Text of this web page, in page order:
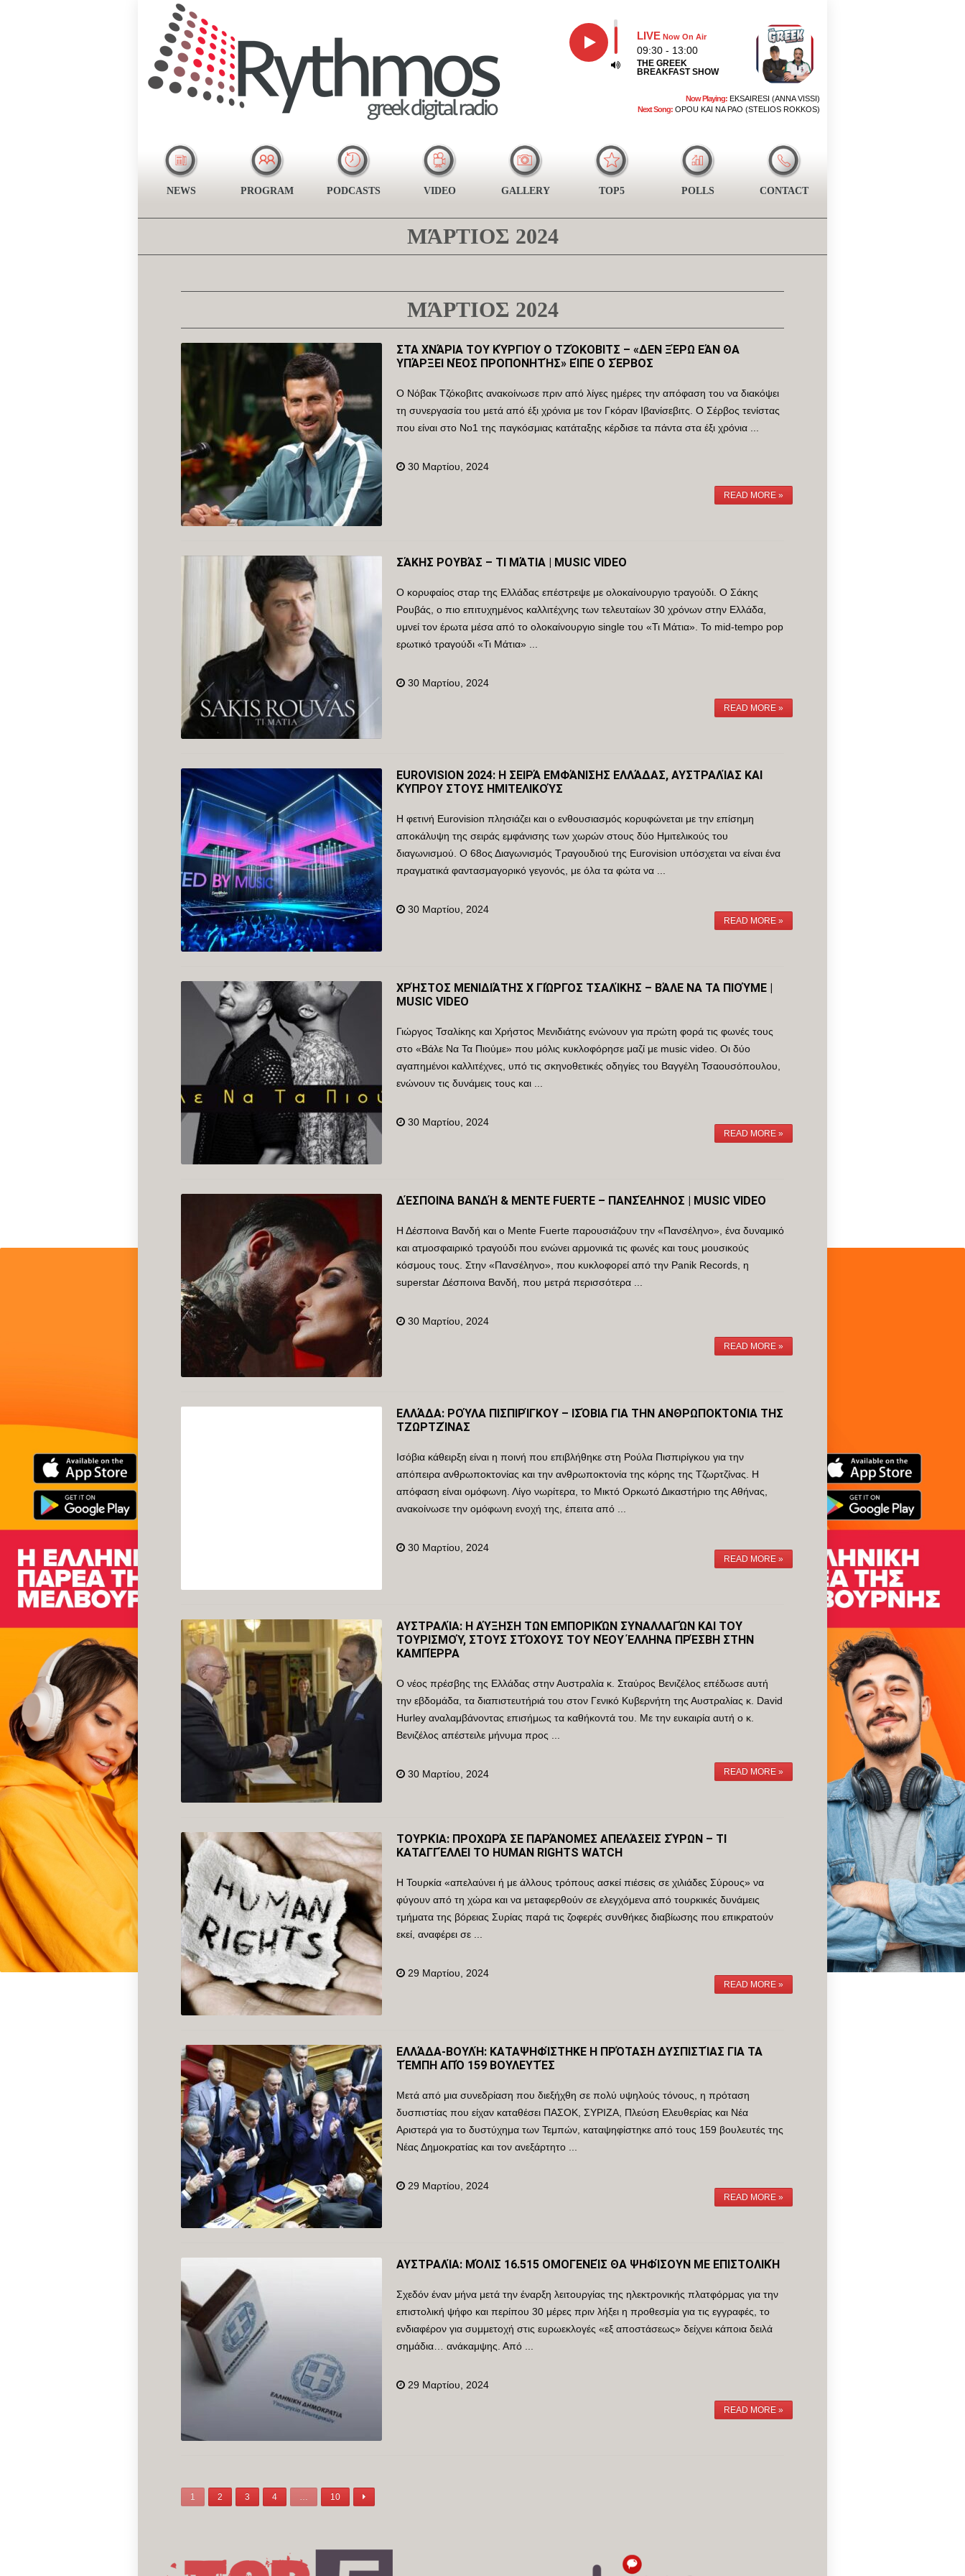
LIVE Now On Air
09:30 - 13:00
THE GREEK
BREAKFAST SHOW
Now Playing: EKSAIRESI (ANNA VISSI)
Next Song: OPOU KAI NA PAO (STELIOS ROKKOS)
NEWS PROGRAM PODCASTS VIDEO GALLERY TOP5 POLLS CONTACT
ΜΆΡΤΙΟΣ 2024
ΜΆΡΤΙΟΣ 2024
ΣΤΑ ΧΝΆΡΙΑ ΤΟΥ ΚΎΡΓΙΟΥ Ο ΤΖΌΚΟΒΙΤΣ – «ΔΕΝ ΞΈΡΩ ΕΆΝ ΘΑ
ΥΠΆΡΞΕΙ ΝΈΟΣ ΠΡΟΠΟΝΗΤΉΣ» ΕΊΠΕ Ο ΣΈΡΒΟΣ
Ο Νόβακ Τζόκοβιτς ανακοίνωσε πριν από λίγες ημέρες την απόφαση του να διακόψει
τη συνεργασία του μετά από έξι χρόνια με τον Γκόραν Ιβανίσεβιτς. Ο Σέρβος τενίστας
που είναι στο Νο1 της παγκόσμιας κατάταξης κέρδισε τα πάντα στα έξι χρόνια ...
READ MORE »
30 Μαρτίου, 2024
ΣΆΚΗΣ ΡΟΥΒΆΣ – ΤΙ ΜΆΤΙΑ | MUSIC VIDEO
Ο κορυφαίος σταρ της Ελλάδας επέστρεψε με ολοκαίνουργιο τραγούδι. Ο Σάκης
Ρουβάς, ο πιο επιτυχημένος καλλιτέχνης των τελευταίων 30 χρόνων στην Ελλάδα,
υμνεί τον έρωτα μέσα από το ολοκαίνουργιο single του «Τι Μάτια». Το mid-tempo pop
ερωτικό τραγούδι «Τι Μάτια» ...
READ MORE »
30 Μαρτίου, 2024
EUROVISION 2024: Η ΣΕΙΡΆ ΕΜΦΆΝΙΣΗΣ ΕΛΛΆΔΑΣ, ΑΥΣΤΡΑΛΊΑΣ ΚΑΙ
ΚΎΠΡΟΥ ΣΤΟΥΣ ΗΜΙΤΕΛΙΚΟΎΣ
Η φετινή Eurovision πλησιάζει και ο ενθουσιασμός κορυφώνεται με την επίσημη
αποκάλυψη της σειράς εμφάνισης των χωρών στους δύο Ημιτελικούς του
διαγωνισμού. Ο 68ος Διαγωνισμός Τραγουδιού της Eurovision υπόσχεται να είναι ένα
πραγματικά φαντασμαγορικό γεγονός, με όλα τα φώτα να ...
READ MORE »
30 Μαρτίου, 2024
ΧΡΉΣΤΟΣ ΜΕΝΙΔΙΆΤΗΣ X ΓΙΏΡΓΟΣ ΤΣΑΛΊΚΗΣ – ΒΆΛΕ ΝΑ ΤΑ ΠΙΟΎΜΕ |
MUSIC VIDEO
Γιώργος Τσαλίκης και Χρήστος Μενιδιάτης ενώνουν για πρώτη φορά τις φωνές τους
στο «Βάλε Να Τα Πιούμε» που μόλις κυκλοφόρησε μαζί με music video. Οι δύο
αγαπημένοι καλλιτέχνες, υπό τις σκηνοθετικές οδηγίες του Βαγγέλη Τσαουσόπουλου,
ενώνουν τις δυνάμεις τους και ...
READ MORE »
30 Μαρτίου, 2024
ΔΈΣΠΟΙΝΑ ΒΑΝΔΉ & MENTE FUERTE – ΠΑΝΣΈΛΗΝΟΣ | MUSIC VIDEO
Η Δέσποινα Βανδή και ο Mente Fuerte παρουσιάζουν την «Πανσέληνο», ένα δυναμικό
και ατμοσφαιρικό τραγούδι που ενώνει αρμονικά τις φωνές και τους μουσικούς
κόσμους τους. Στην «Πανσέληνο», που κυκλοφορεί από την Panik Records, η
superstar Δέσποινα Βανδή, που μετρά περισσότερα ...
READ MORE »
30 Μαρτίου, 2024
ΕΛΛΆΔΑ: ΡΟΎΛΑ ΠΙΣΠΙΡΊΓΚΟΥ – ΙΣΌΒΙΑ ΓΙΑ ΤΗΝ ΑΝΘΡΩΠΟΚΤΟΝΊΑ ΤΗΣ
ΤΖΩΡΤΖΊΝΑΣ
Ισόβια κάθειρξη είναι η ποινή που επιβλήθηκε στη Ρούλα Πισπιρίγκου για την
απόπειρα ανθρωποκτονίας και την ανθρωποκτονία της κόρης της Τζωρτζίνας. Η
απόφαση είναι ομόφωνη. Λίγο νωρίτερα, το Μικτό Ορκωτό Δικαστήριο της Αθήνας,
ανακοίνωσε την ομόφωνη ενοχή της, έπειτα από ...
READ MORE »
30 Μαρτίου, 2024
ΑΥΣΤΡΑΛΊΑ: Η ΑΎΞΗΣΗ ΤΩΝ ΕΜΠΟΡΙΚΏΝ ΣΥΝΑΛΛΑΓΏΝ ΚΑΙ ΤΟΥ
ΤΟΥΡΙΣΜΟΎ, ΣΤΟΥΣ ΣΤΌΧΟΥΣ ΤΟΥ ΝΈΟΥ ΈΛΛΗΝΑ ΠΡΈΣΒΗ ΣΤΗΝ
ΚΑΜΠΈΡΡΑ
Ο νέος πρέσβης της Ελλάδας στην Αυστραλία κ. Σταύρος Βενιζέλος επέδωσε αυτή
την εβδομάδα, τα διαπιστευτήριά του στον Γενικό Κυβερνήτη της Αυστραλίας κ. David
Hurley αναλαμβάνοντας επισήμως τα καθήκοντά του. Με την ευκαιρία αυτή ο κ.
Βενιζέλος απέστειλε μήνυμα προς ...
READ MORE »
30 Μαρτίου, 2024
ΤΟΥΡΚΊΑ: ΠΡΟΧΩΡΆ ΣΕ ΠΑΡΆΝΟΜΕΣ ΑΠΕΛΆΣΕΙΣ ΣΎΡΩΝ – ΤΙ
ΚΑΤΑΓΓΈΛΛΕΙ ΤΟ HUMAN RIGHTS WATCH
Η Τουρκία «απελαύνει ή με άλλους τρόπους ασκεί πιέσεις σε χιλιάδες Σύρους» να
φύγουν από τη χώρα και να μεταφερθούν σε ελεγχόμενα από τουρκικές δυνάμεις
τμήματα της βόρειας Συρίας παρά τις ζοφερές συνθήκες διαβίωσης που επικρατούν
εκεί, αναφέρει σε ...
READ MORE »
29 Μαρτίου, 2024
ΕΛΛΆΔΑ-ΒΟΥΛΉ: ΚΑΤΑΨΗΦΊΣΤΗΚΕ Η ΠΡΌΤΑΣΗ ΔΥΣΠΙΣΤΊΑΣ ΓΙΑ ΤΑ
ΤΈΜΠΗ ΑΠΌ 159 ΒΟΥΛΕΥΤΈΣ
Μετά από μια συνεδρίαση που διεξήχθη σε πολύ υψηλούς τόνους, η πρόταση
δυσπιστίας που είχαν καταθέσει ΠΑΣΟΚ, ΣΥΡΙΖΑ, Πλεύση Ελευθερίας και Νέα
Αριστερά για το δυστύχημα των Τεμπών, καταψηφίστηκε από τους 159 βουλευτές της
Νέας Δημοκρατίας και τον ανεξάρτητο ...
READ MORE »
29 Μαρτίου, 2024
ΑΥΣΤΡΑΛΊΑ: ΜΌΛΙΣ 16.515 ΟΜΟΓΕΝΕΊΣ ΘΑ ΨΗΦΊΣΟΥΝ ΜΕ ΕΠΙΣΤΟΛΙΚΉ
Σχεδόν έναν μήνα μετά την έναρξη λειτουργίας της ηλεκτρονικής πλατφόρμας για την
επιστολική ψήφο και περίπου 30 μέρες πριν λήξει η προθεσμία για τις εγγραφές, το
ενδιαφέρον για συμμετοχή στις ευρωεκλογές «εξ αποστάσεως» δείχνει κάποια δειλά
σημάδια… ανάκαμψης. Από ...
READ MORE »
29 Μαρτίου, 2024
1 2 3 4 … 10